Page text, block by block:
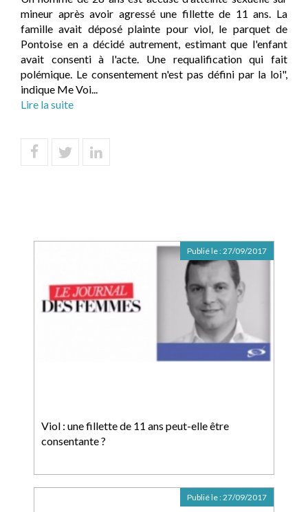
mineur après avoir agressé une fillette de 11 ans. La
famille avait déposé plainte pour viol, le parquet de
Pontoise en a décidé autrement, estimant que l'enfant
avait consenti à l'acte. Une requalification qui fait
polémique. Le consentement n'est pas défini par la loi",
indique Me Voi...
Lire la suite
Viol : une fillette de 11 ans peut-elle être
consentante ?
Publié le :27/09/2017
Publié le :27/09/2017